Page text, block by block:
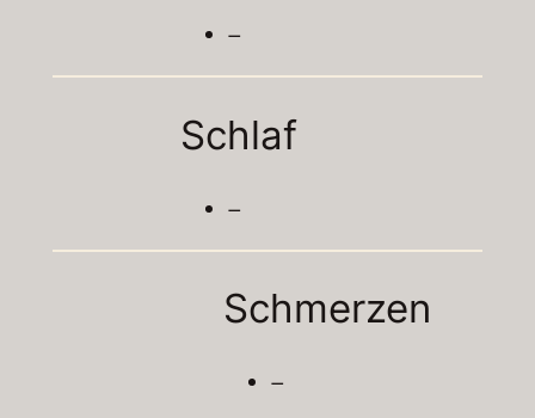
–
Schlaf
–
Schmerzen
–